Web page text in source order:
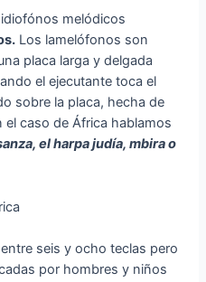
melódicos
Los lamelófonos son
placa larga y delgada
el ejecutante toca el
sobre la placa, hecha de
el caso de África hablamos
el harpa judía, mbira o
seis y ocho teclas pero
por hombres y niños